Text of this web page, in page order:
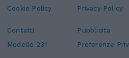
Cookie Policy Privacy Policy
Contatti Pubblicità
Modello 231
Preferenze